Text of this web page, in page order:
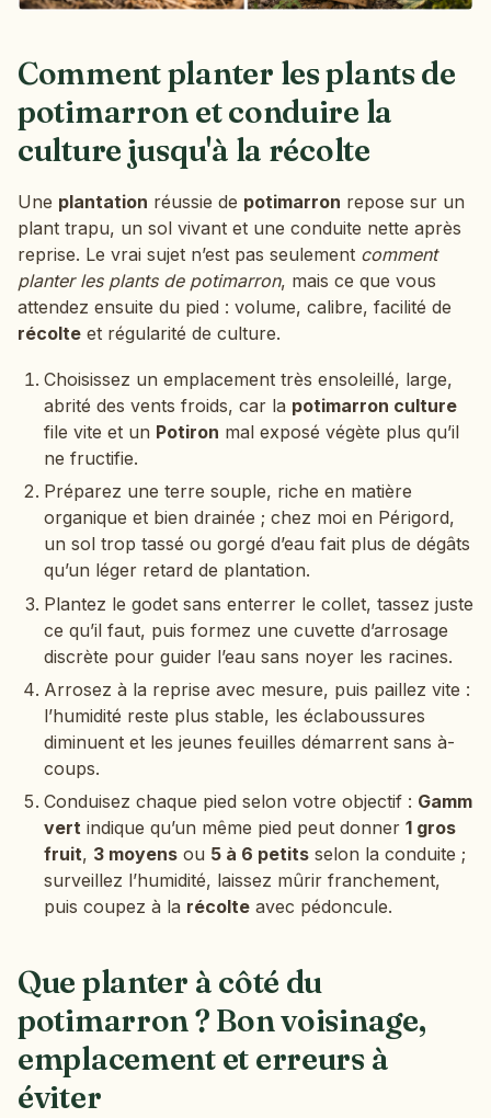
Comment planter les plants de
potimarron et conduire la
culture jusqu'à la récolte
Une plantation réussie de potimarron repose sur un
plant trapu, un sol vivant et une conduite nette après
reprise. Le vrai sujet n’est pas seulement comment
planter les plants de potimarron, mais ce que vous
attendez ensuite du pied : volume, calibre, facilité de
récolte et régularité de culture.
Choisissez un emplacement très ensoleillé, large,
abrité des vents froids, car la potimarron culture
file vite et un Potiron mal exposé végète plus qu’il
ne fructifie.
Préparez une terre souple, riche en matière
organique et bien drainée ; chez moi en Périgord,
un sol trop tassé ou gorgé d’eau fait plus de dégâts
qu’un léger retard de plantation.
Plantez le godet sans enterrer le collet, tassez juste
ce qu’il faut, puis formez une cuvette d’arrosage
discrète pour guider l’eau sans noyer les racines.
Arrosez à la reprise avec mesure, puis paillez vite :
l’humidité reste plus stable, les éclaboussures
diminuent et les jeunes feuilles démarrent sans à-
coups.
Conduisez chaque pied selon votre objectif : Gamm
vert indique qu’un même pied peut donner 1 gros
fruit, 3 moyens ou 5 à 6 petits selon la conduite ;
surveillez l’humidité, laissez mûrir franchement,
puis coupez à la récolte avec pédoncule.
Que planter à côté du
potimarron ? Bon voisinage,
emplacement et erreurs à
éviter